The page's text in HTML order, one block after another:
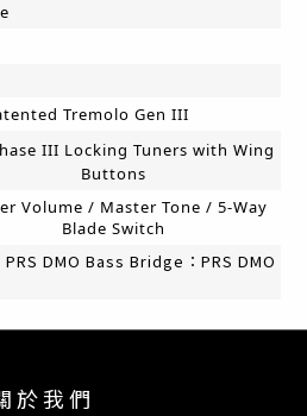
Tremolo Gen III
III Locking Tuners with Wing
Buttons
Volume / Master Tone / 5-Way
Blade Switch
DMO Bass Bridge：PRS DMO
於 我 們